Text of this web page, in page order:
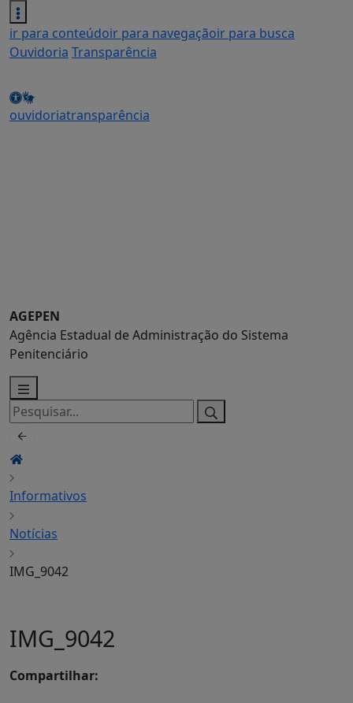
ir para conteúdoir para navegaçãoir para busca
Ouvidoria Transparência
ouvidoriatransparência
AGEPEN
Agência Estadual de Administração do Sistema
Penitenciário
Pesquisar
por:
Informativos
Notícias
IMG_9042
IMG_9042
Compartilhar: